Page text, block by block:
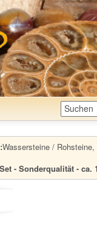
Wassersteine /
- Sonderqualität - ca.